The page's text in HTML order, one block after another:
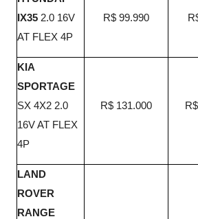
IX35 2.0 16V
AT FLEX 4P
R$ 99.990
KIA
SPORTAGE
SX 4X2 2.0
16V AT FLEX
4P
R$ 131.000
LAND
ROVER
RANGE